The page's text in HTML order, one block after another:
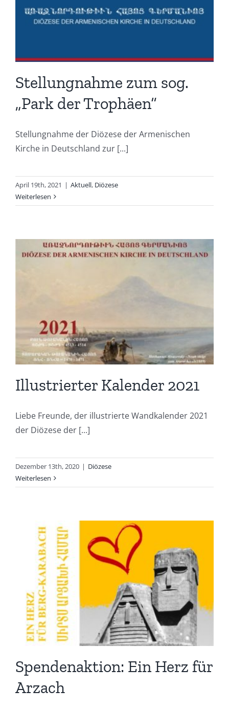
Stellungnahme zum sog.
„Park der Trophäen“
Stellungnahme der Diözese der Armenischen
Kirche in Deutschland zur [...]
April 19th, 2021 | Aktuell, Diözese
Weiterlesen
Illustrierter Kalender 2021
Liebe Freunde, der illustrierte Wandkalender 2021
der Diözese der [...]
Dezember 13th, 2020 | Diözese
Weiterlesen
Spendenaktion: Ein Herz für
Arzach